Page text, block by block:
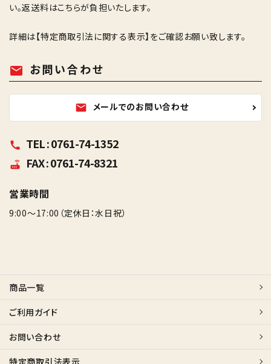
い。返送料はこちらが負担いたします。
詳細は【特定商取引法に関する表示】 をご確認お願い致します。
mail お問い合わせ
mail メールでのお問い合わせ
call TEL : 0761-74-1352
router FAX : 0761-74-8321
営業時間
9:00～17:00（定休日：水日祝）
商品一覧
ご利用ガイド
お問い合わせ